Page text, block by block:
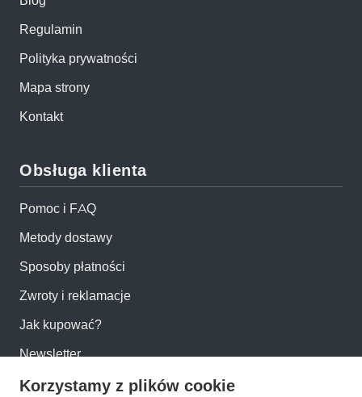
Regulamin
Polityka prywatności
Mapa strony
Kontakt
Obsługa klienta
Pomoc i FAQ
Metody dostawy
Sposoby płatności
Zwroty i reklamacje
Jak kupować?
Newsletter
Korzystamy z plików cookie